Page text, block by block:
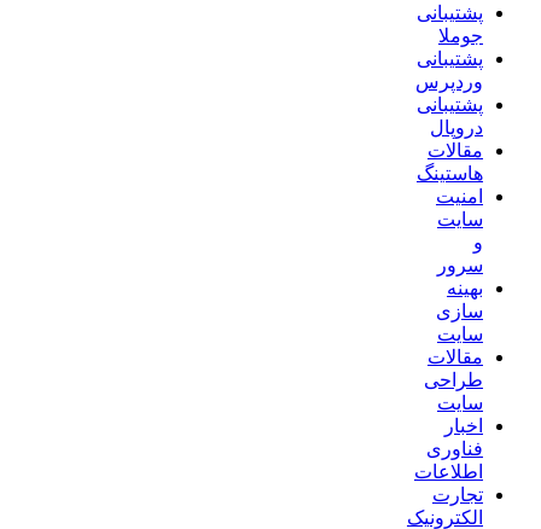
پشتیبانی
جوملا
پشتیبانی
وردپرس
پشتیبانی
دروپال
مقالات
هاستینگ
امنیت
سایت
و
سرور
بهینه
سازی
سایت
مقالات
طراحی
سایت
اخبار
فناوری
اطلاعات
تجارت
الکترونیک